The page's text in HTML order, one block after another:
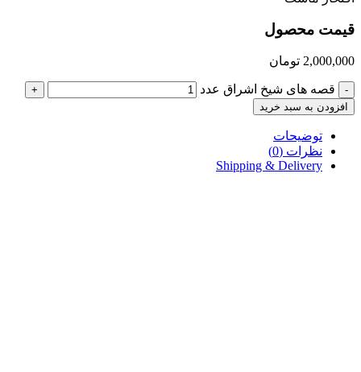
قیمت محصول
2,000,000 تومان
- قصه های شیخ اشراق عدد
+
افزودن به سبد خرید
توضیحات
نظرات (0)
Shipping & Delivery